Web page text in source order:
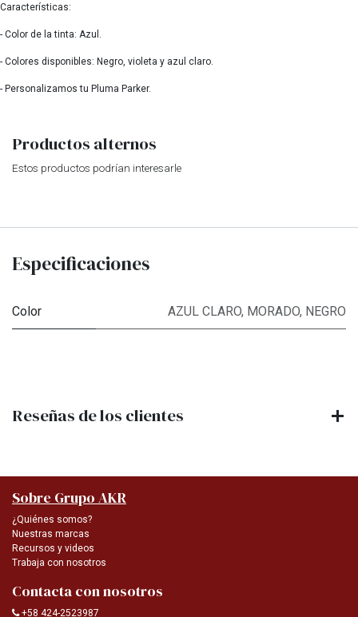
Características:
- Color de la tinta: Azul.
- Colores disponibles: Negro, violeta y azul claro.
- Personalizamos tu Pluma Parker.
Productos alternos
Estos productos podrían interesarle
Especificaciones
Color AZUL CLARO, MORADO, NEGRO
Reseñas de los clientes
Sobre Grupo AKR
¿Quiénes somos?
Nuestras marcas
Recursos y videos
Trabaja con nosotros
Contacta con nosotros
+58 424-2523987